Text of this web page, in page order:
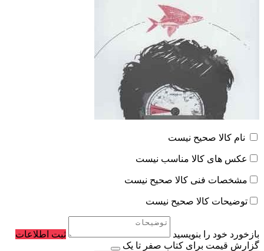
نام کالا صحیح نیست
عکس های کالا مناسب نیست
مشخصات فنی کالا صحیح نیست
توضیحات کالا صحیح نیست
بازخورد خود را بنویسید
ثبت اطلاعات
گزارش قیمت برای کتاب صفر تا یک